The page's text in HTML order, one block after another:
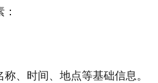
、时间、地点等基础信息。